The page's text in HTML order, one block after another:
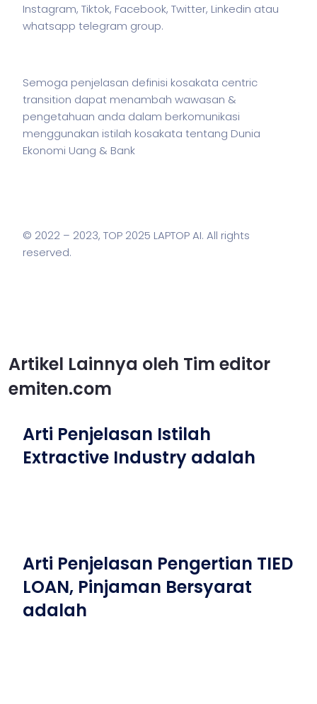
Instagram, Tiktok, Facebook, Twitter, Linkedin atau
whatsapp telegram group.
Semoga penjelasan definisi kosakata centric
transition dapat menambah wawasan &
pengetahuan anda dalam berkomunikasi
menggunakan istilah kosakata tentang Dunia
Ekonomi Uang & Bank
© 2022 – 2023, TOP 2025 LAPTOP AI. All rights
reserved.
Artikel Lainnya oleh Tim editor
emiten.com
Arti Penjelasan Istilah
Extractive Industry adalah
Arti Penjelasan Pengertian TIED
LOAN, Pinjaman Bersyarat
adalah